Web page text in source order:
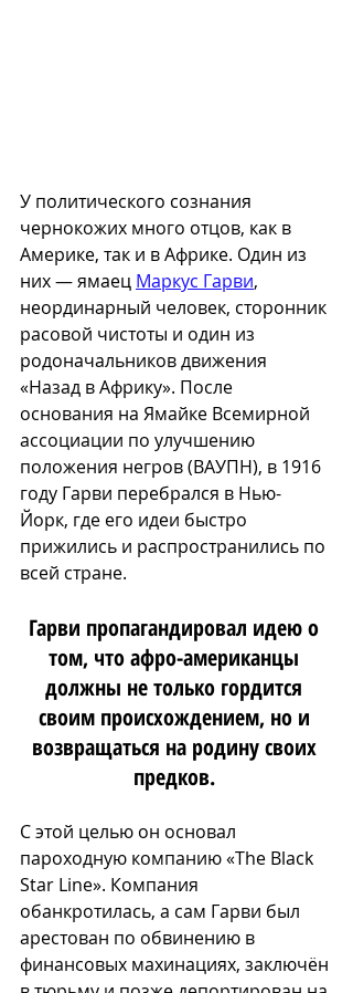
У политического сознания
чернокожих много отцов, как в
Америке, так и в Африке. Один из
них — ямаец Маркус Гарви,
неординарный человек, сторонник
расовой чистоты и один из
родоначальников движения
«Назад в Африку». После
основания на Ямайке Всемирной
ассоциации по улучшению
положения негров (ВАУПН), в 1916
году Гарви перебрался в Нью-
Йорк, где его идеи быстро
прижились и распространились по
всей стране.
Гарви пропагандировал идею о
том, что афро-американцы
должны не только гордится
своим происхождением, но и
возвращаться на родину своих
предков.
С этой целью он основал
пароходную компанию «The Black
Star Line». Компания
обанкротилась, а сам Гарви был
арестован по обвинению в
финансовых махинациях, заключён